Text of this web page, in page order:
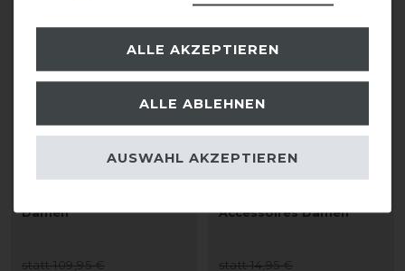
Damen
statt 109,95 €
Accessoires Damen
statt 14,95 €
ALLE AKZEPTIEREN
ALLE ABLEHNEN
AUSWAHL AKZEPTIEREN